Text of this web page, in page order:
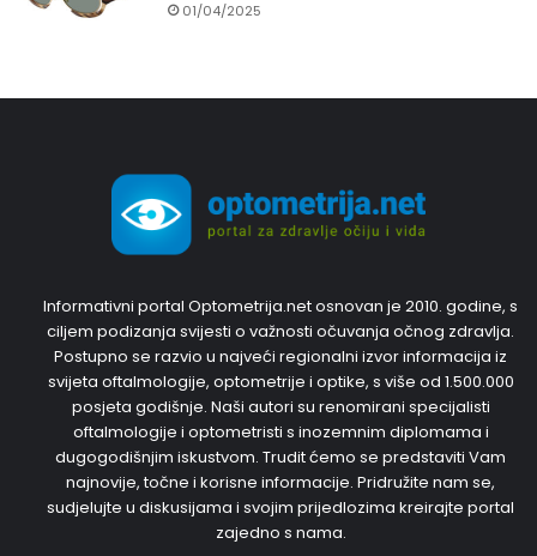
01/04/2025
Informativni portal Optometrija.net osnovan je 2010. godine, s
ciljem podizanja svijesti o važnosti očuvanja očnog zdravlja.
Postupno se razvio u najveći regionalni izvor informacija iz
svijeta oftalmologije, optometrije i optike, s više od 1.500.000
posjeta godišnje. Naši autori su renomirani specijalisti
oftalmologije i optometristi s inozemnim diplomama i
dugogodišnjim iskustvom. Trudit ćemo se predstaviti Vam
najnovije, točne i korisne informacije. Pridružite nam se,
sudjelujte u diskusijama i svojim prijedlozima kreirajte portal
zajedno s nama.